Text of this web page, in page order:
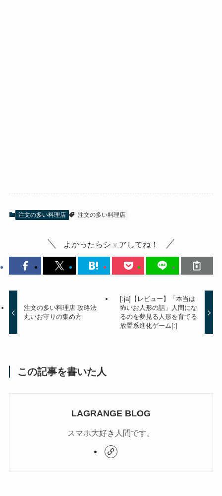
注文の多い料理店 注文の多い料理店
よかったらシェアしてね！
注文の多い料理店 攻略法
丸いお守りの集め方
[:ja]【レビュー】「本当は
怖いお人形の話」人間にな
るのを夢見る人形を育てる
放置系進化ゲーム[:]
この記事を書いた人
LAGRANGE BLOG
スマホ大好き人間です。